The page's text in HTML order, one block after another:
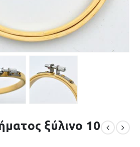
ξύλινο 10